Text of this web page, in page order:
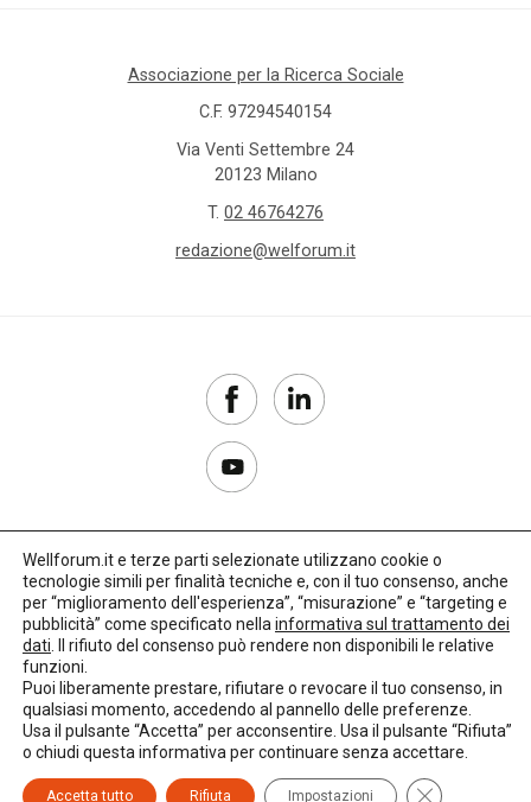
Associazione per la Ricerca Sociale
C.F. 97294540154
Via Venti Settembre 24
20123 Milano
T. 02 46764276
redazione@welforum.it
Copyright 2017–2026
Privacy Policy
Credits: LO Studio
Wellforum.it e terze parti selezionate utilizzano cookie o
tecnologie simili per finalità tecniche e, con il tuo consenso, anche
per “miglioramento dell'esperienza”, “misurazione” e “targeting e
pubblicità” come specificato nella informativa sul trattamento dei
dati . Il rifiuto del consenso può rendere non disponibili le relative
funzioni.
Puoi liberamente prestare, rifiutare o revocare il tuo consenso, in
qualsiasi momento, accedendo al pannello delle preferenze.
Usa il pulsante “Accetta” per acconsentire. Usa il pulsante “Rifiuta”
o chiudi questa informativa per continuare senza accettare.
Accetta tutto Rifiuta Impostazioni Close GDPR